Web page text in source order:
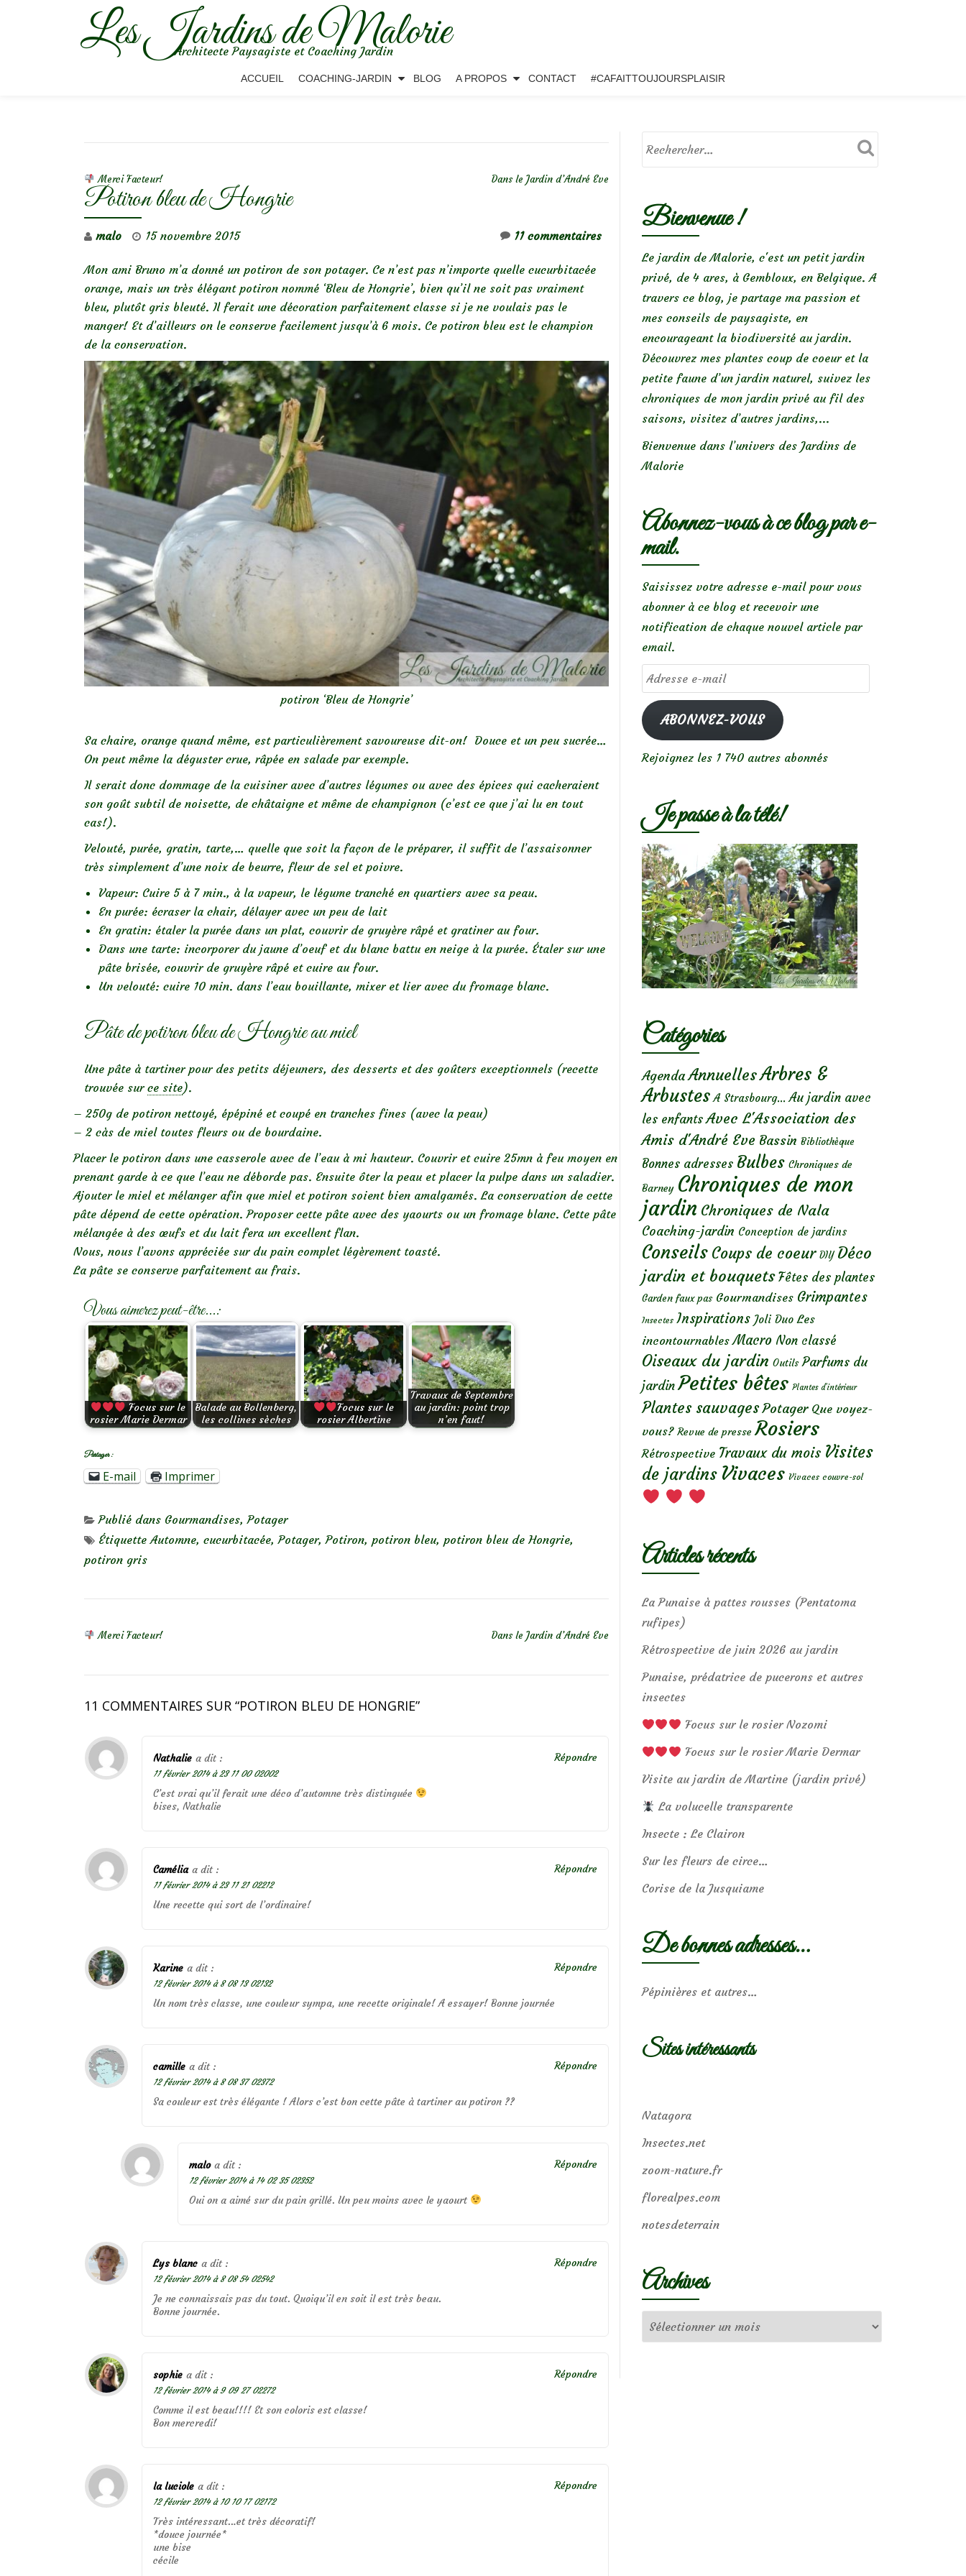
Les Jardins de Malorie
Architecte Paysagiste et Coaching Jardin
ACCUEIL COACHING-JARDIN BLOG A PROPOS CONTACT #CAFAITTOUJOURSPLAISIR
Merci Facteur! Dans le Jardin d’André Eve
Potiron bleu de Hongrie
malo 15 novembre 2015 11 commentaires
Mon ami Bruno m’a donné un potiron de son potager. Ce n’est pas n’importe quelle cucurbitacée
orange, mais un très élégant potiron nommé ‘Bleu de Hongrie’, bien qu’il ne soit pas vraiment
bleu, plutôt gris bleuté. Il ferait une décoration parfaitement classe si je ne voulais pas le
manger! Et d’ailleurs on le conserve facilement jusqu’à 6 mois. Ce potiron bleu est le champion
de la conservation.
potiron ‘Bleu de Hongrie’
Sa chaire, orange quand même, est particulièrement savoureuse dit-on! Douce et un peu sucrée…
On peut même la déguster crue, râpée en salade par exemple.
Il serait donc dommage de la cuisiner avec d’autres légumes ou avec des épices qui cacheraient
son goût subtil de noisette, de châtaigne et même de champignon (c’est ce que j’ai lu en tout
cas!).
Velouté, purée, gratin, tarte,… quelle que soit la façon de le préparer, il suffit de l’assaisonner
très simplement d’une noix de beurre, fleur de sel et poivre.
Vapeur: Cuire 5 à 7 min., à la vapeur, le légume tranché en quartiers avec sa peau.
En purée: écraser la chair, délayer avec un peu de lait
En gratin: étaler la purée dans un plat, couvrir de gruyère râpé et gratiner au four.
Dans une tarte: incorporer du jaune d’oeuf et du blanc battu en neige à la purée. Étaler sur une
pâte brisée, couvrir de gruyère râpé et cuire au four.
Un velouté: cuire 10 min. dans l’eau bouillante, mixer et lier avec du fromage blanc.
Pâte de potiron bleu de Hongrie au miel
Une pâte à tartiner pour des petits déjeuners, des desserts et des goûters exceptionnels (recette
trouvée sur ce site).
– 250g de potiron nettoyé, épépiné et coupé en tranches fines (avec la peau)
– 2 càs de miel toutes fleurs ou de bourdaine.
Placer le potiron dans une casserole avec de l’eau à mi hauteur. Couvrir et cuire 25mn à feu moyen en
prenant garde à ce que l’eau ne déborde pas. Ensuite ôter la peau et placer la pulpe dans un saladier.
Ajouter le miel et mélanger afin que miel et potiron soient bien amalgamés. La conservation de cette
pâte dépend de cette opération. Proposer cette pâte avec des yaourts ou un fromage blanc. Cette pâte
mélangée à des œufs et du lait fera un excellent flan.
Nous, nous l’avons appréciée sur du pain complet légèrement toasté.
La pâte se conserve parfaitement au frais.
Vous aimerez peut-être...:
Focus sur le
rosier Marie Dermar
Balade au Bollenberg,
les collines sèches
Focus sur le
rosier Albertine
Travaux de Septembre
au jardin: point trop
n’en faut!
Partager :
E-mail Imprimer
Publié dans Gourmandises,Potager
Étiquette Automne, cucurbitacée,Potager,Potiron, potiron bleu, potiron bleu de Hongrie,
potiron gris
Merci Facteur! Dans le Jardin d’André Eve
11 COMMENTAIRES SUR “POTIRON BLEU DE HONGRIE”
Nathalie a dit :
11 février 2014 à 23 11 00 02002
C’est vrai qu’il ferait une déco d’automne très distinguée
bises, Nathalie
Répondre
Camélia a dit :
11 février 2014 à 23 11 21 02212
Une recette qui sort de l’ordinaire!
Répondre
Karine a dit :
12 février 2014 à 8 08 13 02132
Un nom très classe, une couleur sympa, une recette originale! A essayer! Bonne journée
Répondre
camille a dit :
12 février 2014 à 8 08 37 02372
Sa couleur est très élégante ! Alors c’est bon cette pâte à tartiner au potiron ??
Répondre
malo a dit :
12 février 2014 à 14 02 35 02352
Oui on a aimé sur du pain grillé. Un peu moins avec le yaourt
Répondre
Lys blanc a dit :
12 février 2014 à 8 08 54 02542
Je ne connaissais pas du tout. Quoiqu’il en soit il est très beau.
Bonne journée.
Répondre
sophie a dit :
12 février 2014 à 9 09 27 02272
Comme il est beau!!!! Et son coloris est classe!
Bon mercredi!
Répondre
la luciole a dit :
12 février 2014 à 10 10 17 02172
Très intéressant…et très décoratif!
*douce journée*
une bise
cécile
Répondre
Bienvenue !
Le jardin de Malorie, c'est un petit jardin
privé, de 4 ares, à Gembloux, en Belgique. A
travers ce blog, je partage ma passion et
mes conseils de paysagiste, en
encourageant la biodiversité au jardin.
Découvrez mes plantes coup de coeur et la
petite faune d’un jardin naturel, suivez les
chroniques de mon jardin privé au fil des
saisons, visitez d’autres jardins,...
Bienvenue dans l’univers des Jardins de
Malorie
Abonnez-vous à ce blog par e-
mail.
Saisissez votre adresse e-mail pour vous
abonner à ce blog et recevoir une
notification de chaque nouvel article par
email.
Adresse
e-
mailABONNEZ-VOUS
Rejoignez les 1 740 autres abonnés
Je passe à la télé!
Catégories
Agenda AnnuellesArbres &
Arbustes A Strasbourg... Au jardin avec
les enfants Avec L'Association des
Amis d'André Eve Bassin Bibliothèque
Bonnes adresses Bulbes Chroniques de
Barney Chroniques de mon
jardin Chroniques de Nala
Coaching-jardin Conception de jardins
Conseils Coups de coeur DIY Déco
jardin et bouquets Fêtes des plantes
Garden faux pas Gourmandises Grimpantes
Insectes Inspirations Joli Duo Les
incontournables Macro Non classé
Oiseaux du jardin Outils Parfums du
jardin Petites bêtes Plantes d’intérieur
Plantes sauvages Potager Que voyez-
vous? Revue de presse Rosiers
Rétrospective Travaux du mois Visites
de jardins Vivaces Vivaces couvre-sol
Articles récents
La Punaise à pattes rousses (Pentatoma
rufipes)
Rétrospective de juin 2026 au jardin
Punaise, prédatrice de pucerons et autres
insectes
Focus sur le rosier Nozomi
Focus sur le rosier Marie Dermar
Visite au jardin de Martine (jardin privé)
La volucelle transparente
Insecte : Le Clairon
Sur les fleurs de circe…
Corise de la Jusquiame
De bonnes adresses…
Pépinières et autres…
Sites intéressants
Natagora
Insectes.net
zoom-nature.fr
florealpes.com
notesdeterrain
Archives
Archives